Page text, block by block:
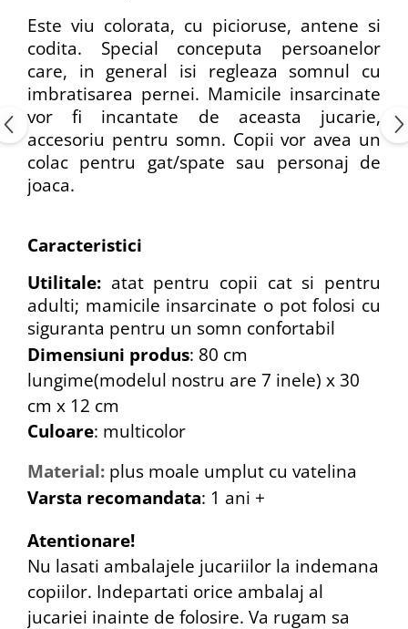
Este viu colorata, cu picioruse, antene si
codita. Special conceputa persoanelor
care, in general isi regleaza somnul cu
imbratisarea pernei. Mamicile insarcinate
vor fi incantate de aceasta jucarie,
accesoriu pentru somn. Copii vor avea un
colac pentru gat/spate sau personaj de
joaca.
Caracteristici
Utilitale: atat pentru copii cat si pentru
adulti; mamicile insarcinate o pot folosi cu
siguranta pentru un somn confortabil
Dimensiuni produs: 80 cm
lungime(modelul nostru are 7 inele) x 30
cm x 12 cm
Culoare: multicolor
Material: plus moale umplut cu vatelina
Varsta recomandata: 1 ani +
Atentionare!
Nu lasati ambalajele jucariilor la indemana
copiilor. Indepartati orice ambalaj al
jucariei inainte de folosire. Va rugam sa